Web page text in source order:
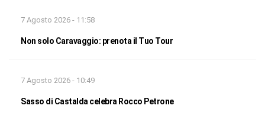
7 Agosto 2026 - 11:58
Non solo Caravaggio: prenota il Tuo Tour
7 Agosto 2026 - 10:49
Sasso di Castalda celebra Rocco Petrone